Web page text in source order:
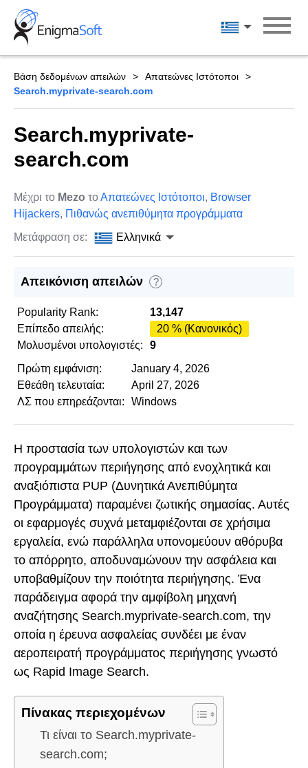
Skip
content
Ελληνικά
Βάση δεδομένων απειλών
Απατεώνες Ιστότοποι
Search.myprivate-search.com
Search.myprivate-
search.com
Μέχρι το Mezo τοΑπατεώνες Ιστότοποι, Browser
Hijackers, Πιθανώς ανεπιθύμητα προγράμματα
Μετάφραση σε:
Ελληνικά
Απεικόνιση απειλών ?
Popularity Rank:
13,147
Επίπεδο απειλής:
20 % (Κανονικός)
Μολυσμένοι υπολογιστές:
9
Πρώτη εμφάνιση:
January 4, 2026
Εθεάθη τελευταία:
April 27, 2026
ΛΣ που επηρεάζονται:
Windows
Η προστασία των υπολογιστών και των
προγραμμάτων περιήγησης από ενοχλητικά και
αναξιόπιστα PUP (Δυνητικά Ανεπιθύμητα
Προγράμματα) παραμένει ζωτικής σημασίας. Αυτές
οι εφαρμογές συχνά μεταμφιέζονται σε χρήσιμα
εργαλεία, ενώ παράλληλα υπονομεύουν αθόρυβα
το απόρρητο, αποδυναμώνουν την ασφάλεια και
υποβαθμίζουν την ποιότητα περιήγησης. Ένα
παράδειγμα αφορά την αμφίβολη μηχανή
αναζήτησης Search.myprivate-search.com, την
οποία η έρευνα ασφαλείας συνδέει με έναν
αεροπειρατή προγράμματος περιήγησης γνωστό
ως Rapid Image Search.
Πίνακας περιεχομένων
Τι είναι το Search.myprivate-
search.com;